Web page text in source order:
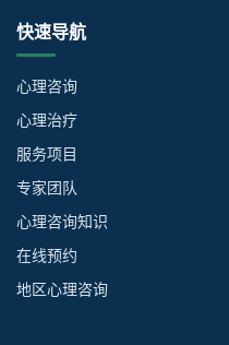
快速导航
心理咨询
心理治疗
服务项目
专家团队
心理咨询知识
在线预约
地区心理咨询